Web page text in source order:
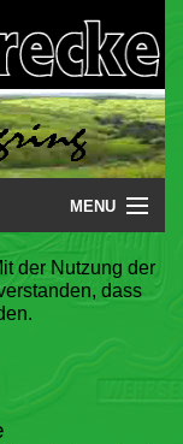
MENU
der Nutzung der
dass